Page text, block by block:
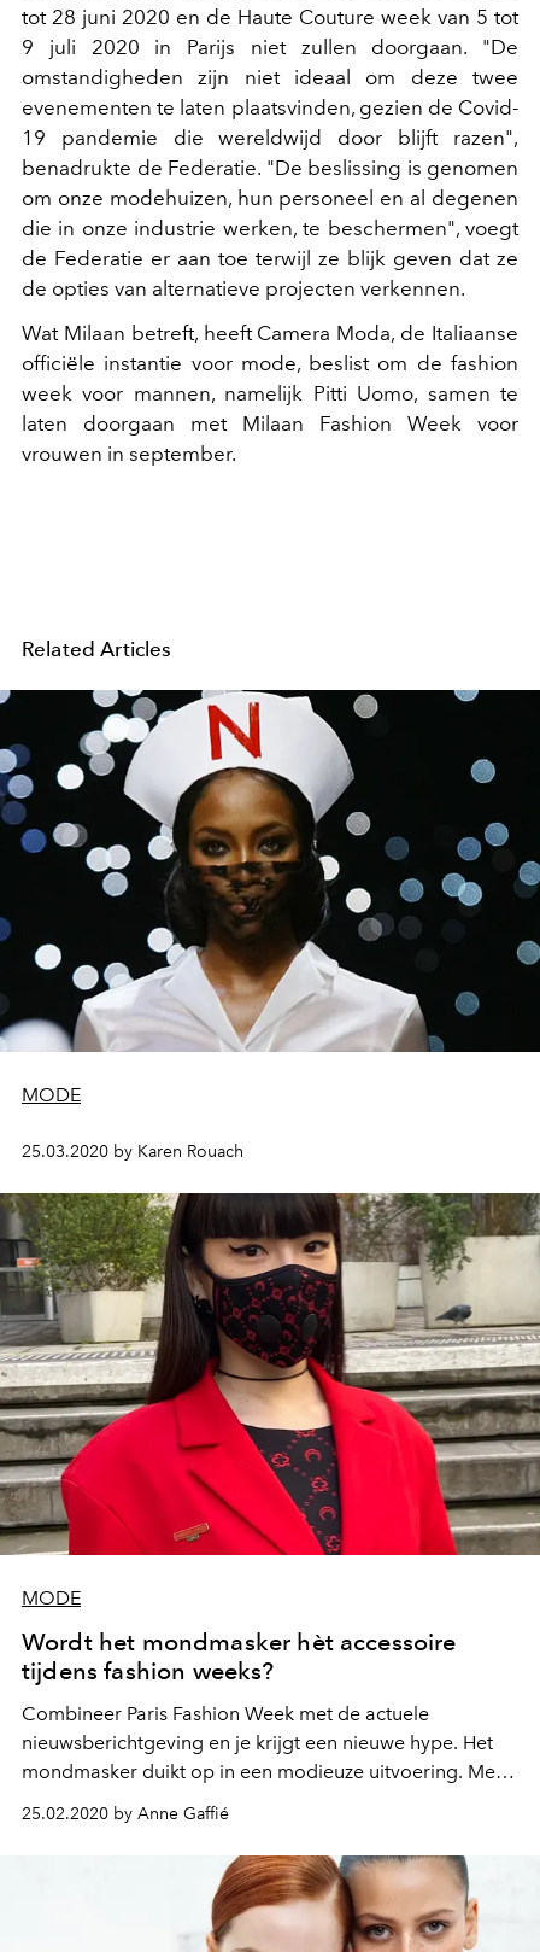
tot 28 juni 2020 en de Haute Couture week van 5 tot
9 juli 2020 in Parijs niet zullen doorgaan. "De
omstandigheden zijn niet ideaal om deze twee
evenementen te laten plaatsvinden, gezien de Covid-
19 pandemie die wereldwijd door blijft razen",
benadrukte de Federatie. "De beslissing is genomen
om onze modehuizen, hun personeel en al degenen
die in onze industrie werken, te beschermen", voegt
de Federatie er aan toe terwijl ze blijk geven dat ze
de opties van alternatieve projecten verkennen.
Wat Milaan betreft, heeft Camera Moda, de Italiaanse
officiële instantie voor mode, beslist om de fashion
week voor mannen, namelijk Pitti Uomo, samen te
laten doorgaan met Milaan Fashion Week voor
vrouwen in september.
Related Articles
MODE
25.03.2020 by Karen Rouach
MODE
Wordt het mondmasker hèt accessoire
tijdens fashion weeks?
Combineer Paris Fashion Week met de actuele
nieuwsberichtgeving en je krijgt een nieuwe hype. Het
mondmasker duikt op in een modieuze uitvoering. Met
25.02.2020 by Anne Gaffié